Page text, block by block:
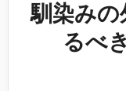
馴染みの
るべ